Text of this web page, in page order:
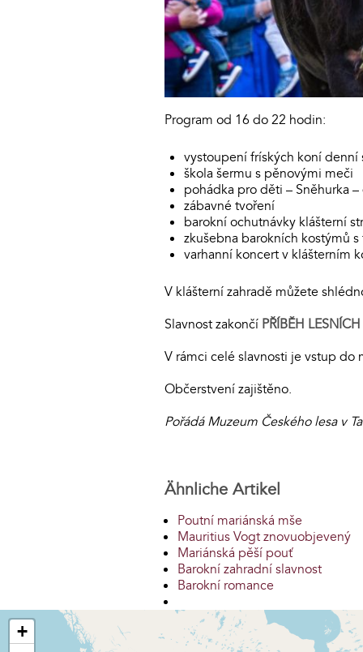
Program od 16 do 22 hodin:
vystoupení fríských koní denní
škola šermu s pěnovými meči
pohádka pro děti – Sněhurka
zábavné tvoření
barokní ochutnávky klášterní
zkušebna barokních kostýmů
varhanní koncert v klášterním
V klášterní zahradě můžete
Slavnost zakončí PŘÍBĚH
V rámci celé slavnosti je vstup do
Občerstvení zajištěno.
Pořádá Muzeum Českého lesa v
Ähnliche Artikel
Poutní mariánská mše
Mauritius Vogt znovuobjevený
Mariánská pěší pouť
Barokní zahradní slavnost
Barokní romance
+